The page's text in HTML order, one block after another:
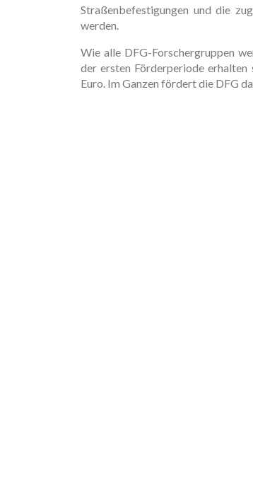
Straßenbefestigungen und die
werden.
Wie alle DFG-Forschergruppen
der ersten Förderperiode
Euro. Im Ganzen fördert die DFG